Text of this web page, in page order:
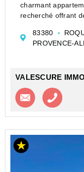
charmant
recherché offrant
de pétanque.
Parfaitement
83380
PROVENCE-
VALESCURE
Contacter